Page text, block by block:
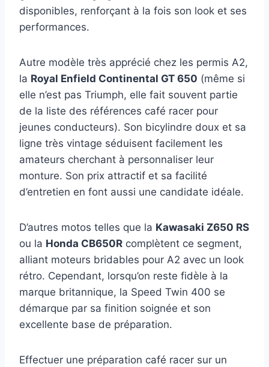
disponibles, renforçant à la fois son look et ses
performances.
Autre modèle très apprécié chez les permis A2,
la Royal Enfield Continental GT 650 (même si
elle n’est pas Triumph, elle fait souvent partie
de la liste des références café racer pour
jeunes conducteurs). Son bicylindre doux et sa
ligne très vintage séduisent facilement les
amateurs cherchant à personnaliser leur
monture. Son prix attractif et sa facilité
d’entretien en font aussi une candidate idéale.
D’autres motos telles que la Kawasaki Z650 RS
ou la Honda CB650R complètent ce segment,
alliant moteurs bridables pour A2 avec un look
rétro. Cependant, lorsqu’on reste fidèle à la
marque britannique, la Speed Twin 400 se
démarque par sa finition soignée et son
excellente base de préparation.
Effectuer une préparation café racer sur un